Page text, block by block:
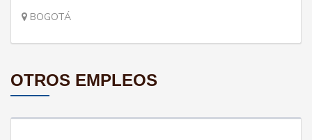
BOGOTÁ
OTROS EMPLEOS